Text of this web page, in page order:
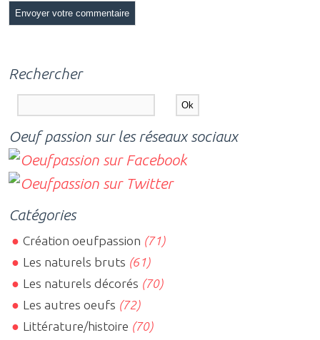
Rechercher
Oeuf passion sur les réseaux sociaux
Catégories
Création oeufpassion (71)
Les naturels bruts (61)
Les naturels décorés (70)
Les autres oeufs (72)
Littérature/histoire (70)